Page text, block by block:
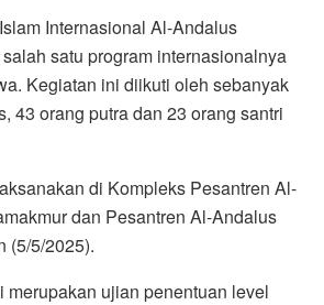
Internasional Al-Andalus
satu program internasionalnya
Kegiatan ini diikuti oleh sebanyak
43 orang putra dan 23 orang santri
di Kompleks Pesantren Al-
dan Pesantren Al-Andalus
(5/5/2025).
merupakan ujian penentuan level